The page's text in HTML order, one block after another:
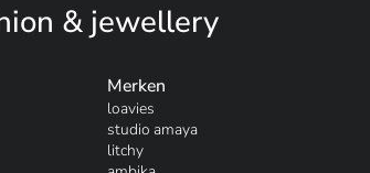
& jewellery
Merken
loavies
studio amaya
litchy